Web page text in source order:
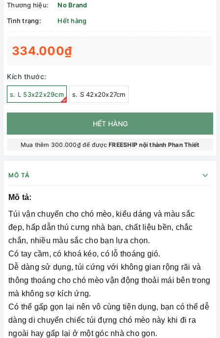
Thương hiệu:
No Brand
Tình trạng:
Hết hàng
334.000₫
Kích thước:
s. L 53x22x29cm s. S 42x20x27cm
HẾT HÀNG
Mua thêm 300.000₫ để đượcFREESHIP nội thành Phan Thiết
MÔ TẢ
Mô tả:
Túi vận chuyển cho chó mèo, kiểu dáng và màu sắc
đẹp, hấp dẫn thú cưng nhà bạn, chất liệu bền, chắc
chắn, nhiều màu sắc cho bạn lựa chọn.
Có tay cầm, có khoá kéo, có lỗ thoáng gió.
Dễ dàng sử dụng, túi cứng với không gian rộng rãi và
thông thoáng cho chó mèo vận động thoải mái bên trong
mà không sợ kích ứng.
Có thể gấp gọn lại nên vô cùng tiện dụng, bạn có thể dễ
dàng di chuyển chiếc túi đựng chó mèo này khi đi ra
ngoài hay gấp lại ở một góc nhà cho gọn.